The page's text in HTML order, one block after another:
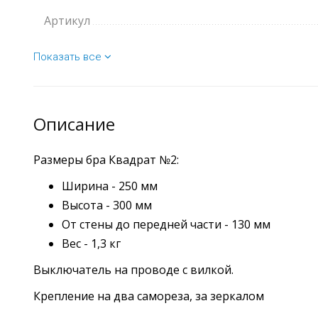
Артикул
Показать все
Описание
Размеры бра Квадрат №2:
Ширина - 250 мм
Высота - 300 мм
От стены до передней части - 130 мм
Вес - 1,3 кг
Выключатель на проводе с вилкой.
Крепление на два самореза, за зеркалом